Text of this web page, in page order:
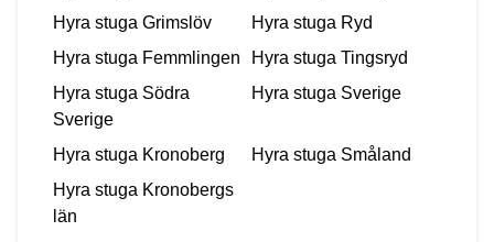
Hyra stuga Grimslöv Hyra stuga Ryd
Hyra stuga Femmlingen Hyra stuga Tingsryd
Hyra stuga Södra
Sverige
Hyra stuga Sverige
Hyra stuga Kronoberg Hyra stuga Småland
Hyra stuga Kronobergs
län